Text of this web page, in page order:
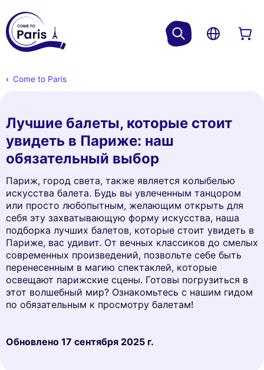
Come to Paris
Лучшие балеты, которые стоит
увидеть в Париже: наш
обязательный выбор
Париж, город света, также является колыбелью
искусства балета. Будь вы увлеченным танцором
или просто любопытным, желающим открыть для
себя эту захватывающую форму искусства, наша
подборка лучших балетов, которые стоит увидеть в
Париже, вас удивит. От вечных классиков до смелых
современных произведений, позвольте себе быть
перенесенным в магию спектаклей, которые
освещают парижские сцены. Готовы погрузиться в
этот волшебный мир? Ознакомьтесь с нашим гидом
по обязательным к просмотру балетам!
Обновлено 17 сентября 2025 г.